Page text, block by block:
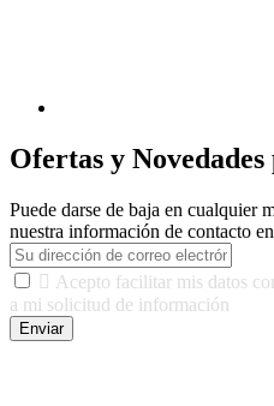
Ofertas y
Puede darse de baja en cualquier
nuestra información de contacto
 Acepto facilitar mis datos
a mi solicitud de información
Enviar